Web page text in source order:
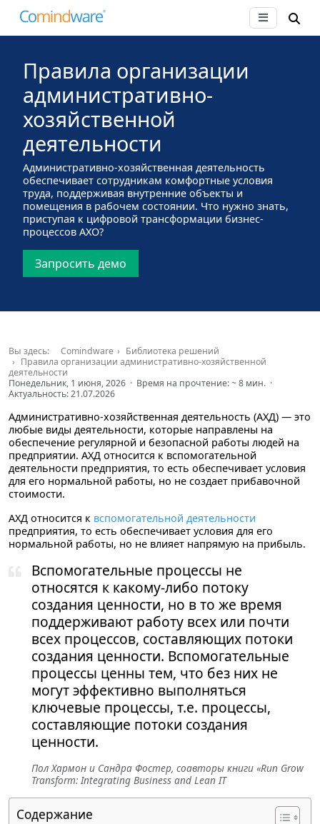
Правила организации
административно-
хозяйственной
деятельности
Административно-хозяйственная деятельность
обеспечивает сотрудникам комфортные условия
труда, поддерживая внутренние объекты и
помещения в рабочем состоянии. Что нужно знать,
приступая к цифровой трансформации бизнес-
процессов АХО?
Запросить демо
Вы здесь: Comindware
Библиотека решений
Правила организации административно-хозяйственной
деятельности
Понедельник, 1 июня, 2026 · Время на прочтение: ~8 мин. ·
Актуальность: 21.07.2026
Административно-хозяйственная деятельность (АХД) — это
любые виды деятельности, которые направлены на
обеспечение регулярной и безопасной работы людей на
предприятии. АХД относится к вспомогательной
деятельности предприятия, то есть обеспечивает условия
для его нормальной работы, но не создает прибавочной
стоимости.
АХД относится к вспомогательной деятельности
предприятия, то есть обеспечивает условия для его
нормальной работы, но не влияет напрямую на прибыль.
Вспомогательные процессы не
относятся к какому-либо потоку
создания ценности, но в то же время
поддерживают работу всех или почти
всех процессов, составляющих потоки
создания ценности. Вспомогательные
процессы ценны тем, что без них не
могут эффективно выполняться
ключевые процессы, т.е. процессы,
составляющие потоки создания
ценности.
Пол Хармон и Сандра Фостер, соавторы книги «Run Grow
Transform: Integrating Business and Lean IT
Содержание